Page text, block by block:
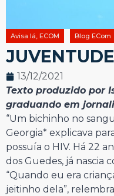
Avisa lá, ECOM Blog ECom
13/12/2021
Texto produzido por
graduando em
“Um bichinho no
Georgia* explicava
possuía o HIV. Há 22
dos Guedes, já nascia
“Quando eu era
jeitinho dela”,